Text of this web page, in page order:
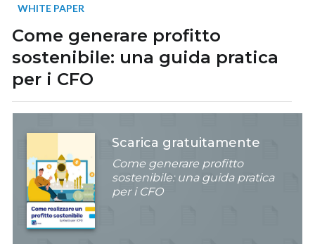
WHITE PAPER
Come generare profitto
sostenibile: una guida pratica
per i CFO
Scarica gratuitamente
Come generare profitto
sostenibile: una guida pratica
per i CFO